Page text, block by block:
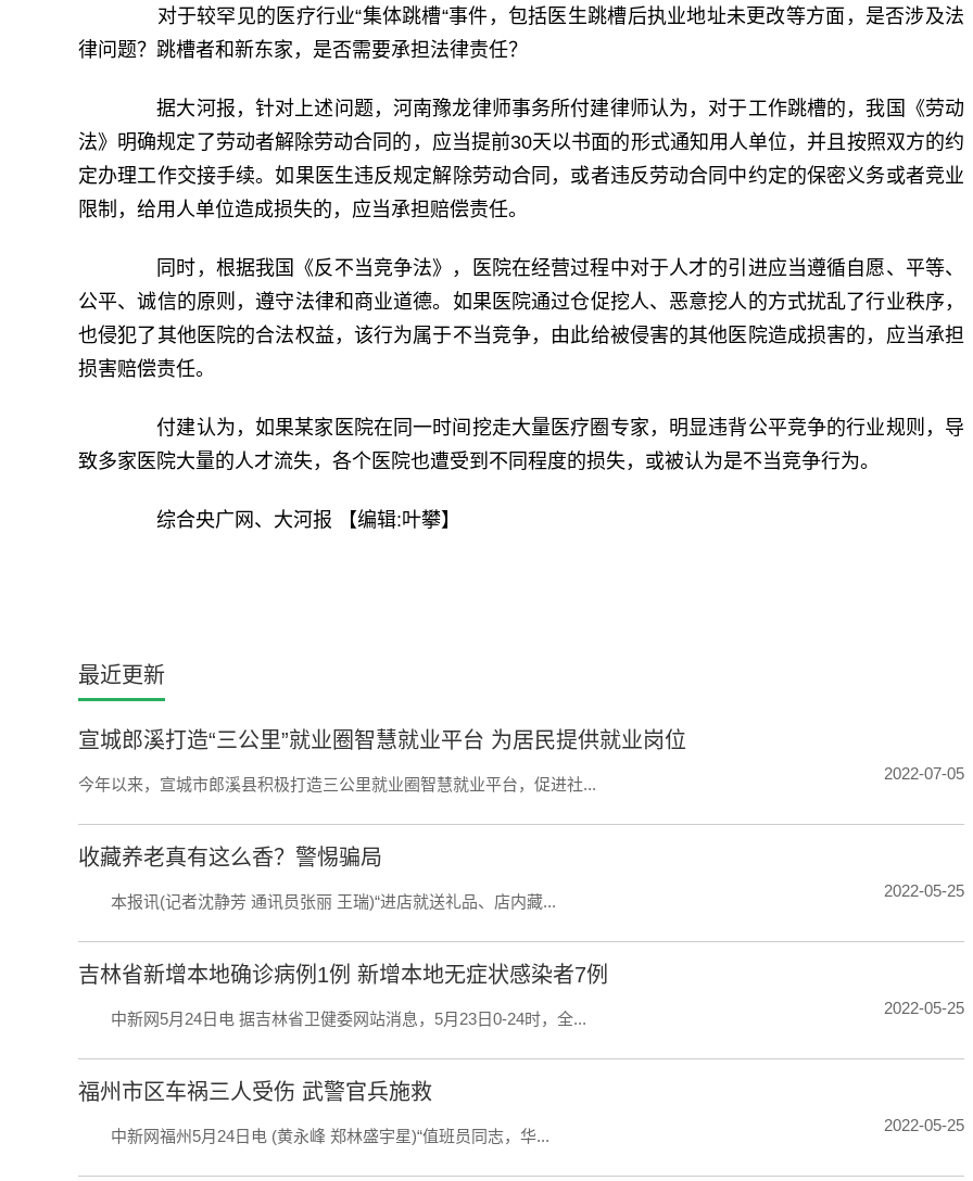
对于较罕见的医疗行业“集体跳槽“事件，包括医生跳槽后执业地址未更改等方面，是否涉及法
律问题？跳槽者和新东家，是否需要承担法律责任？
据大河报，针对上述问题，河南豫龙律师事务所付建律师认为，对于工作跳槽的，我国《劳动
法》明确规定了劳动者解除劳动合同的，应当提前30天以书面的形式通知用人单位，并且按照双方的约
定办理工作交接手续。如果医生违反规定解除劳动合同，或者违反劳动合同中约定的保密义务或者竞业
限制，给用人单位造成损失的，应当承担赔偿责任。
同时，根据我国《反不当竞争法》，医院在经营过程中对于人才的引进应当遵循自愿、平等、
公平、诚信的原则，遵守法律和商业道德。如果医院通过仓促挖人、恶意挖人的方式扰乱了行业秩序，
也侵犯了其他医院的合法权益，该行为属于不当竞争，由此给被侵害的其他医院造成损害的，应当承担
损害赔偿责任。
付建认为，如果某家医院在同一时间挖走大量医疗圈专家，明显违背公平竞争的行业规则，导
致多家医院大量的人才流失，各个医院也遭受到不同程度的损失，或被认为是不当竞争行为。
综合央广网、大河报 【编辑:叶攀】
最近更新
宣城郎溪打造“三公里”就业圈智慧就业平台 为居民提供就业岗位
今年以来，宣城市郎溪县积极打造三公里就业圈智慧就业平台，促进社...
2022-07-05
收藏养老真有这么香？警惕骗局
本报讯(记者沈静芳 通讯员张丽 王瑞)“进店就送礼品、店内藏...
2022-05-25
吉林省新增本地确诊病例1例 新增本地无症状感染者7例
中新网5月24日电 据吉林省卫健委网站消息，5月23日0-24时，全...
2022-05-25
福州市区车祸三人受伤 武警官兵施救
中新网福州5月24日电 (黄永峰 郑林盛宇星)“值班员同志，华...
2022-05-25